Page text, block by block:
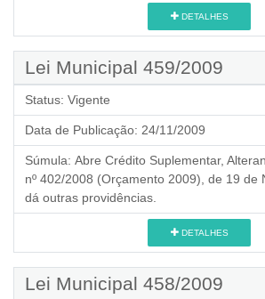
DETALHES
Lei Municipal 459/2009
Status: Vigente
Data de Publicação: 24/11/2009
Súmula: Abre Crédito Suplementar,
nº 402/2008 (Orçamento 2009), de 19 de
dá outras providências.
DETALHES
Lei Municipal 458/2009